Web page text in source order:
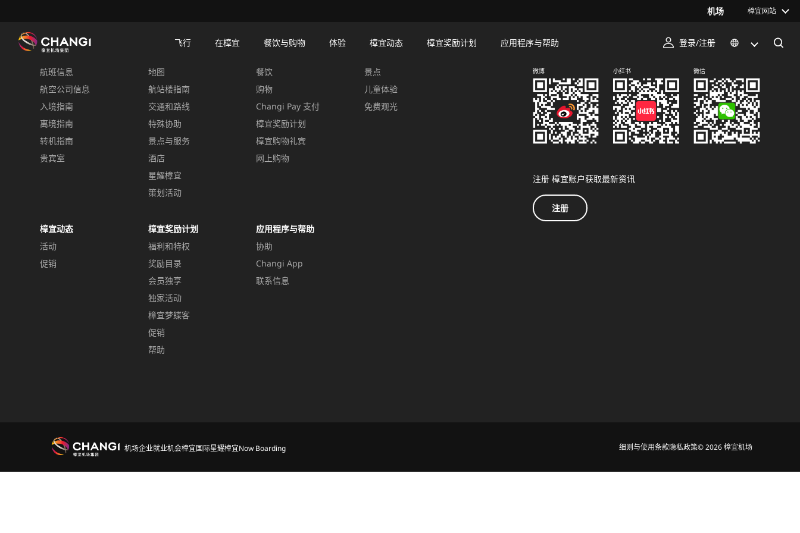
机场 樟宜网站
飞行 在樟宜 餐饮与购物 体验 樟宜动态 樟宜奖励计划 应用程序与帮助 登录/注册
飞行
航班信息
航空公司信息
入境指南
离境指南
转机指南
贵宾室
地图
航站楼指南
交通和路线
特殊协助
景点与服务
酒店
星耀樟宜
策划活动
餐饮
购物
Changi Pay 支付
樟宜奖励计划
樟宜购物礼宾
网上购物
景点
儿童体验
免费观光
樟宜动态
活动
促销
樟宜奖励计划
福利和特权
奖励目录
会员独享
独家活动
樟宜梦蝶客
促销
帮助
应用程序与帮助
协助
Changi App
联系信息
微博 小红书 微信
注册 樟宜账户获取最新资讯
注册
机场企业就业机会樟宜国际星耀樟宜Now Boarding 细则与使用条款隐私政策© 2026 樟宜机场